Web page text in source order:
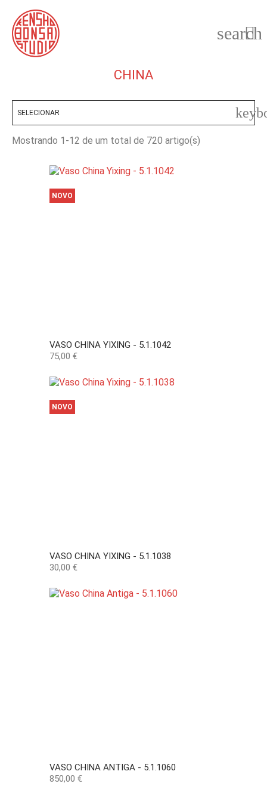

search
CHINA
SELECIONAR
Mostrando 1-12 de um total de 720 artigo(s)
VASO CHINA YIXING - 5.1.1042
Preço
75,00 €
NOVO
VASO CHINA YIXING - 5.1.1038
Preço
30,00 €
NOVO
VASO CHINA ANTIGA - 5.1.1060
Preço
850,00 €